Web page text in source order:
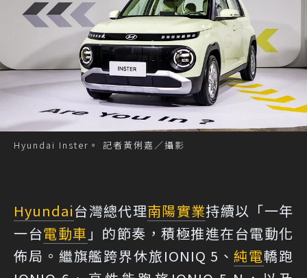
Hyundai Inster。 記者黃俐嘉／攝影
Hyundai台灣總代理南陽實業持續以「一年
一台電動車 」的節奏，積極推進在台電動化
佈局。繼旗艦跨界休旅IONIQ 5、純電轎跑